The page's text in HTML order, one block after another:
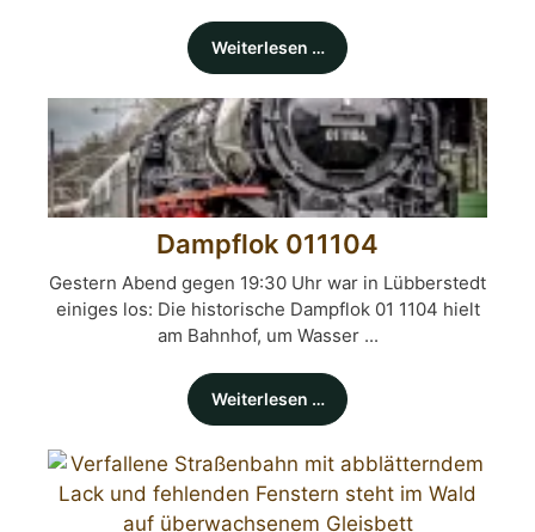
Weiterlesen …
Dampflok 011104
Gestern Abend gegen 19:30 Uhr war in Lübberstedt
einiges los: Die historische Dampflok 01 1104 hielt
am Bahnhof, um Wasser ...
Weiterlesen …